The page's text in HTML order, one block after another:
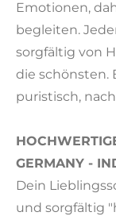
Emotionen,
begleiten.
sorgfältig von
die schönsten.
puristisch,
GERMANY -
Dein
und sorgfältig